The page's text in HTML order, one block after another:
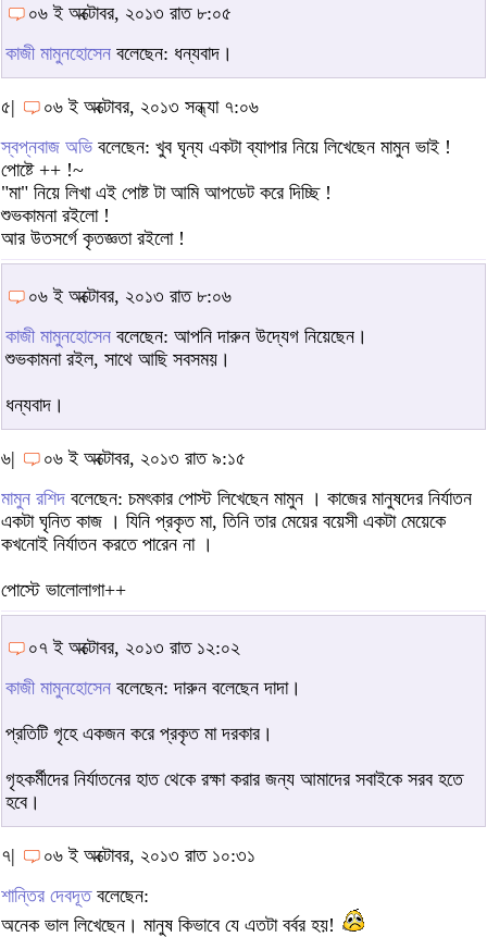
০৬ ই অক্টোবর, ২০১৩ রাত ৮:০৫
কাজী মামুনহোসেন বলেছেন: ধন্যবাদ।
৫|
০৬ ই অক্টোবর, ২০১৩ সন্ধ্যা ৭:০৬
স্বপ্নবাজ অভি বলেছেন: খুব ঘৃন্য একটা ব্যাপার নিয়ে লিখেছেন মামুন ভাই !
পোষ্টে ++ !~
"মা" নিয়ে লিখা এই পোষ্ট টা আমি আপডেট করে দিচ্ছি !
শুভকামনা রইলো !
আর উতসর্গে কৃতজ্ঞতা রইলো !
০৬ ই অক্টোবর, ২০১৩ রাত ৮:০৬
কাজী মামুনহোসেন বলেছেন: আপনি দারুন উদ্যেগ নিয়েছেন।
শুভকামনা রইল, সাথে আছি সবসময়।
ধন্যবাদ।
৬|
০৬ ই অক্টোবর, ২০১৩ রাত ৯:১৫
মামুন রশিদ বলেছেন: চমৎকার পোস্ট লিখেছেন মামুন । কাজের মানুষদের নির্যাতন
একটা ঘৃনিত কাজ । যিনি প্রকৃত মা, তিনি তার মেয়ের বয়েসী একটা মেয়েকে
কখনোই নির্যাতন করতে পারেন না ।
পোস্টে ভালোলাগা++
০৭ ই অক্টোবর, ২০১৩ রাত ১২:০২
কাজী মামুনহোসেন বলেছেন: দারুন বলেছেন দাদা।
প্রতিটি গৃহে একজন করে প্রকৃত মা দরকার।
গৃহকর্মীদের নির্যাতনের হাত থেকে রক্ষা করার জন্য আমাদের সবাইকে সরব হতে
হবে।
৭|
০৬ ই অক্টোবর, ২০১৩ রাত ১০:৩১
শান্তির দেবদূতবলেছেন:
অনেক ভাল লিখেছেন। মানুষ কিভাবে যে এতটা বর্বর হয়!